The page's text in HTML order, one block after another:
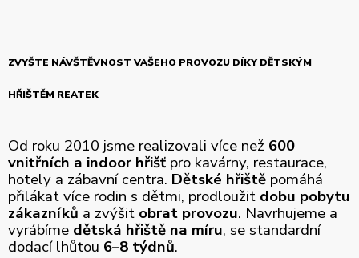
ZVYŠTE NÁVŠTĚVNOST VAŠEHO PROVOZU DÍKY DĚTSKÝM
HŘIŠTĚM REATEK
Od roku 2010 jsme realizovali více než 600
vnitřních a indoor hřišťpro kavárny, restaurace,
hotely a zábavní centra. Dětské hřiště pomáhá
přilákat více rodin s dětmi, prodloužit dobu pobytu
zákazníků a zvýšit obrat provozu. Navrhujeme a
vyrábíme dětská hřiště na míru, se standardní
dodací lhůtou 6–8 týdnů.